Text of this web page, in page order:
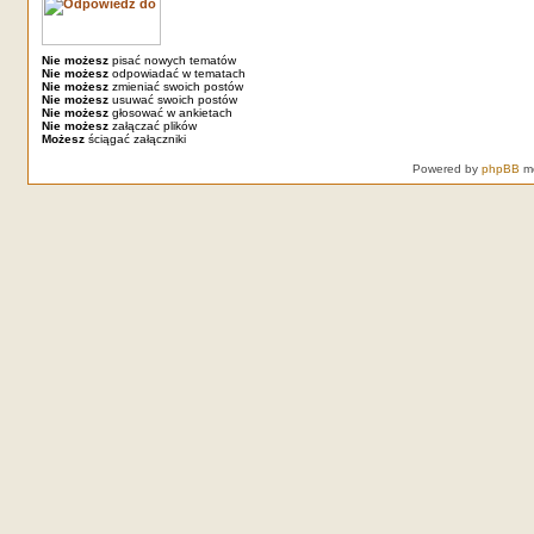
Nie możeszpisać nowych tematów
Nie możeszodpowiadać w tematach
Nie możeszzmieniać swoich postów
Nie możeszusuwać swoich postów
Nie możeszgłosować w ankietach
Nie możeszzałączać plików
Możeszściągać załączniki
Powered by phpBB